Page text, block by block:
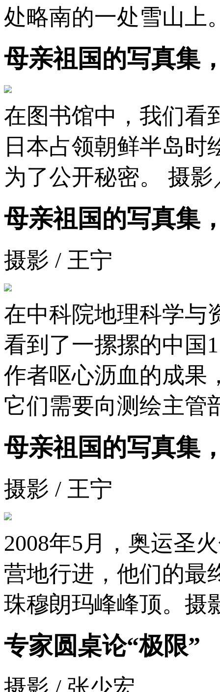
处略南的一处雪山上
母亲祖国的写真集
在图书馆中，我们看
日本占领朝鲜半岛
为了公开秘密。 摄影
母亲祖国的写真集
摄影 / 王宁
在中科院地理科学与
看到了一摞摞的中国
作者呕心沥血的成果
它们需要向测绘主管
母亲祖国的写真集
摄影 / 王宁
2008年5月，奥运圣
营地行进，他们的
珠穆朗玛峰峰顶。摄
专家圆桌论“极限”